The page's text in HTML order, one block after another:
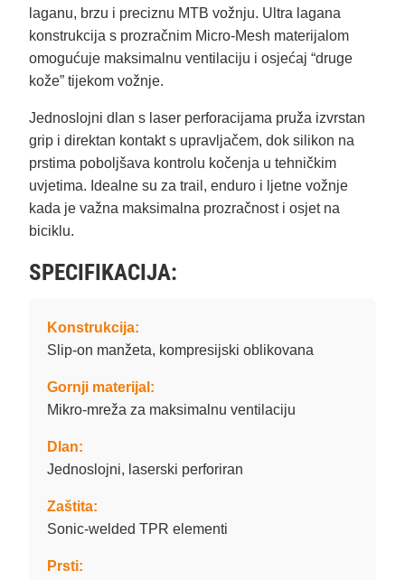
laganu, brzu i preciznu MTB vožnju. Ultra lagana
konstrukcija s prozračnim Micro-Mesh materijalom
omogućuje maksimalnu ventilaciju i osjećaj “druge
kože” tijekom vožnje.
Jednoslojni dlan s laser perforacijama pruža izvrstan
grip i direktan kontakt s upravljačem, dok silikon na
prstima poboljšava kontrolu kočenja u tehničkim
uvjetima. Idealne su za trail, enduro i ljetne vožnje
kada je važna maksimalna prozračnost i osjet na
biciklu.
SPECIFIKACIJA:
Konstrukcija:
Slip-on manžeta, kompresijski oblikovana
Gornji materijal:
Mikro-mreža za maksimalnu ventilaciju
Dlan:
Jednoslojni, laserski perforiran
Zaštita:
Sonic-welded TPR elementi
Prsti: